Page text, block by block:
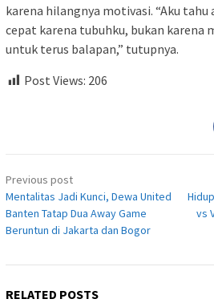
karena hilangnya motivasi. “Aku tahu
cepat karena tubuhku, bukan karena
untuk terus balapan,” tutupnya.
Post Views: 206
Post
navigation
Previous post
Mentalitas Jadi Kunci, Dewa United
Banten Tatap Dua Away Game
Beruntun di Jakarta dan Bogor
vs
RELATED POSTS